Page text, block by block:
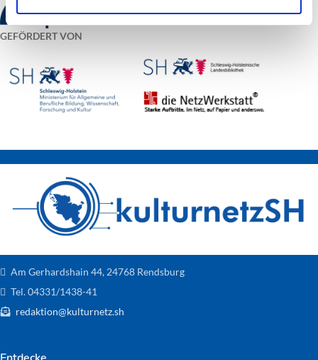
GEFÖRDERT VON
Am Gerhardshain 44, 24768 Rendsburg
Tel. 04331/1438-41
redaktion@kulturnetz.sh